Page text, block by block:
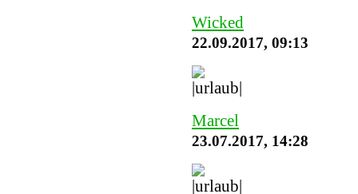
Wicked
22.09.2017, 09:13
Marcel
23.07.2017, 14:28